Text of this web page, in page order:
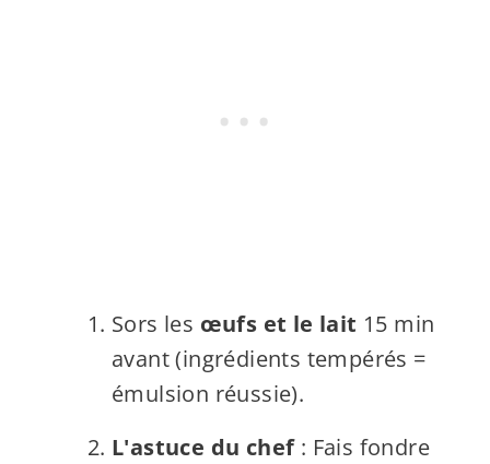
Sors les œufs et le lait 15 min
avant (ingrédients tempérés =
émulsion réussie).
L'astuce du chef: Fais fondre